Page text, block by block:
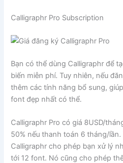
Calligraphr Pro Subscription
Bạn có thể dùng Calligraphr để
biến miễn phí. Tuy nhiên, nếu
thêm các tính năng bổ sung,
font đẹp nhất có thể.
Calligraphr Pro có giá 8USD/
50% nếu thanh toán 6 tháng/lần.
Calligraphr cho phép bạn xử lý
tới 12 font. Nó cũng cho phép